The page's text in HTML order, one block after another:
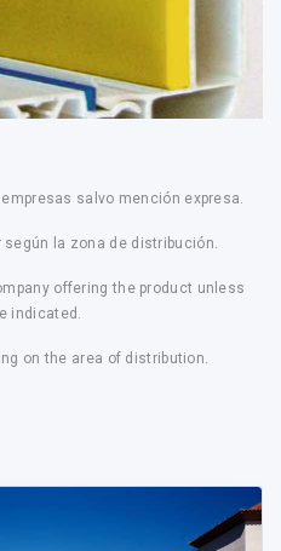
salvo mención expresa.
según la zona de distribución.
offering the product unless
indicated.
on the area of distribution.